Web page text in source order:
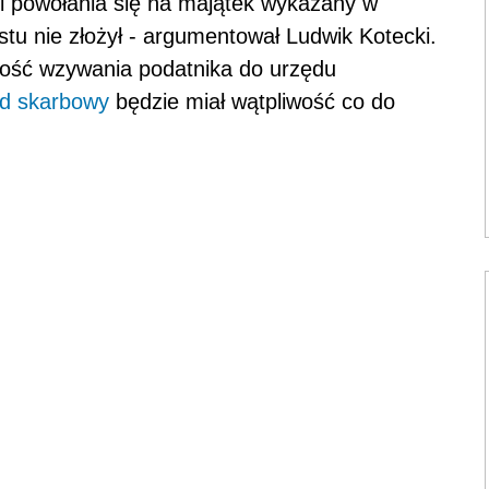
nie złożył - argumentował Ludwik Kotecki.
wzywania podatnika do urzędu
skarbowy będzie miał wątpliwość co do